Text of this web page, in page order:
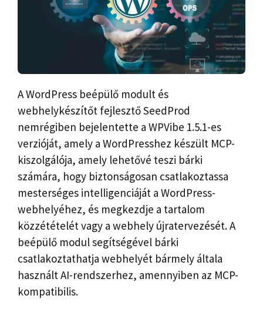
A WordPress beépülő modult és
webhelykészítőt fejlesztő SeedProd
nemrégiben bejelentette a WPVibe 1.5.1-es
verzióját, amely a WordPresshez készült MCP-
kiszolgálója, amely lehetővé teszi bárki
számára, hogy biztonságosan csatlakoztassa
mesterséges intelligenciáját a WordPress-
webhelyéhez, és megkezdje a tartalom
közzétételét vagy a webhely újratervezését. A
beépülő modul segítségével bárki
csatlakoztathatja webhelyét bármely általa
használt AI-rendszerhez, amennyiben az MCP-
kompatibilis.